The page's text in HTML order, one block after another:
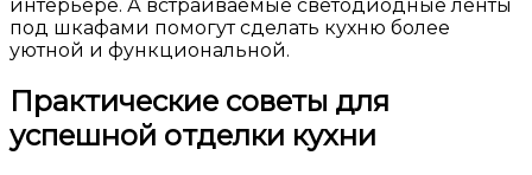
интерьере. А встраиваемые светодиодные ленты
под шкафами помогут сделать кухню более
уютной и функциональной.
Практические советы для
успешной отделки кухни